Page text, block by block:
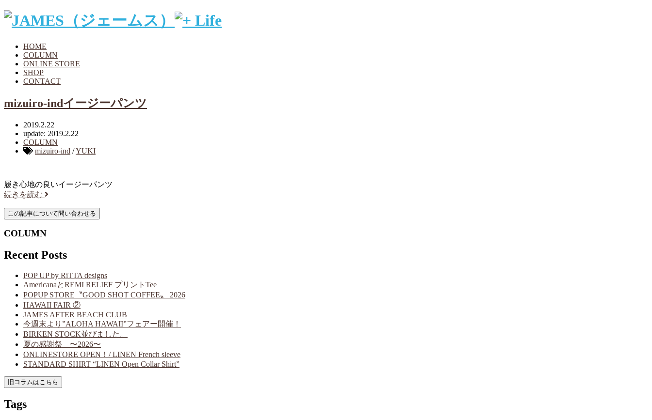
HOME
COLUMN
ONLINE STORE
SHOP
CONTACT
mizuiro-indイージーパンツ
2019.2.22
update: 2019.2.22
COLUMN
mizuiro-ind /YUKI
履き心地の良いイージーパンツ
続きを読む
COLUMN
Recent Posts
POP UP by RiTTA designs
AmericanaとREMI RELIEF プリントTee
POPUP STORE〝GOOD SHOT COFFEE〟 2026
HAWAII FAIR ②
JAMES AFTER BEACH CLUB
今週末より”ALOHA HAWAII”フェアー開催！
BIRKEN STOCK並びました。
夏の感謝祭 〜2026〜
ONLINESTORE OPEN！/ LINEN French sleeve
STANDARD SHIRT “LINEN Open Collar Shirt”
Tags